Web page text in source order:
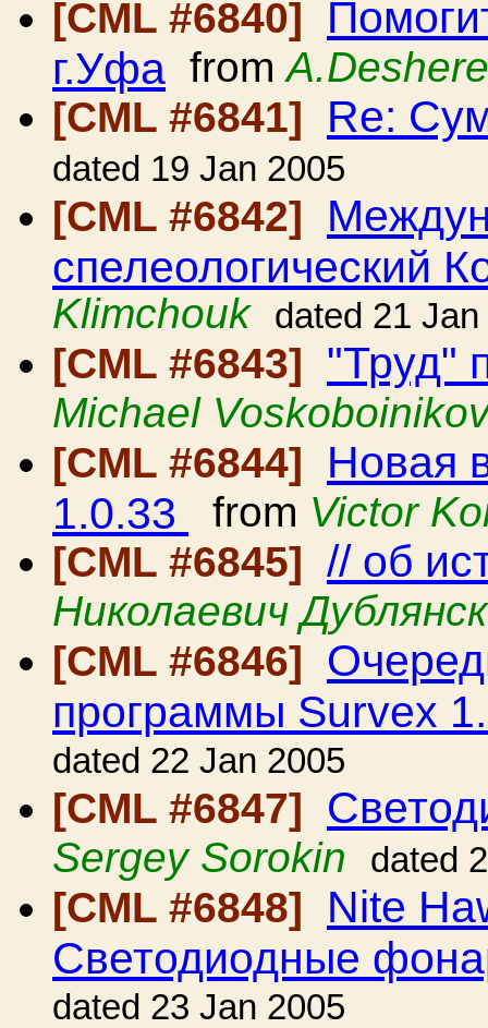
[CML #6840]
г.Уфа from
[CML #6841]
Re:
dated 19 Jan 2005
[CML #6842]
спелеологический
Klimchouk
dated 21
[CML #6843] "Труд"
Michael
[CML #6844]
Новая
1.0.33 from Victor
[CML #6845] // об
Николаевич
[CML #6846]
программы Survex
dated 22 Jan 2005
[CML #6847]
Sergey Sorokin dated
[CML #6848] Nite
Светодиодные
dated 23 Jan 2005